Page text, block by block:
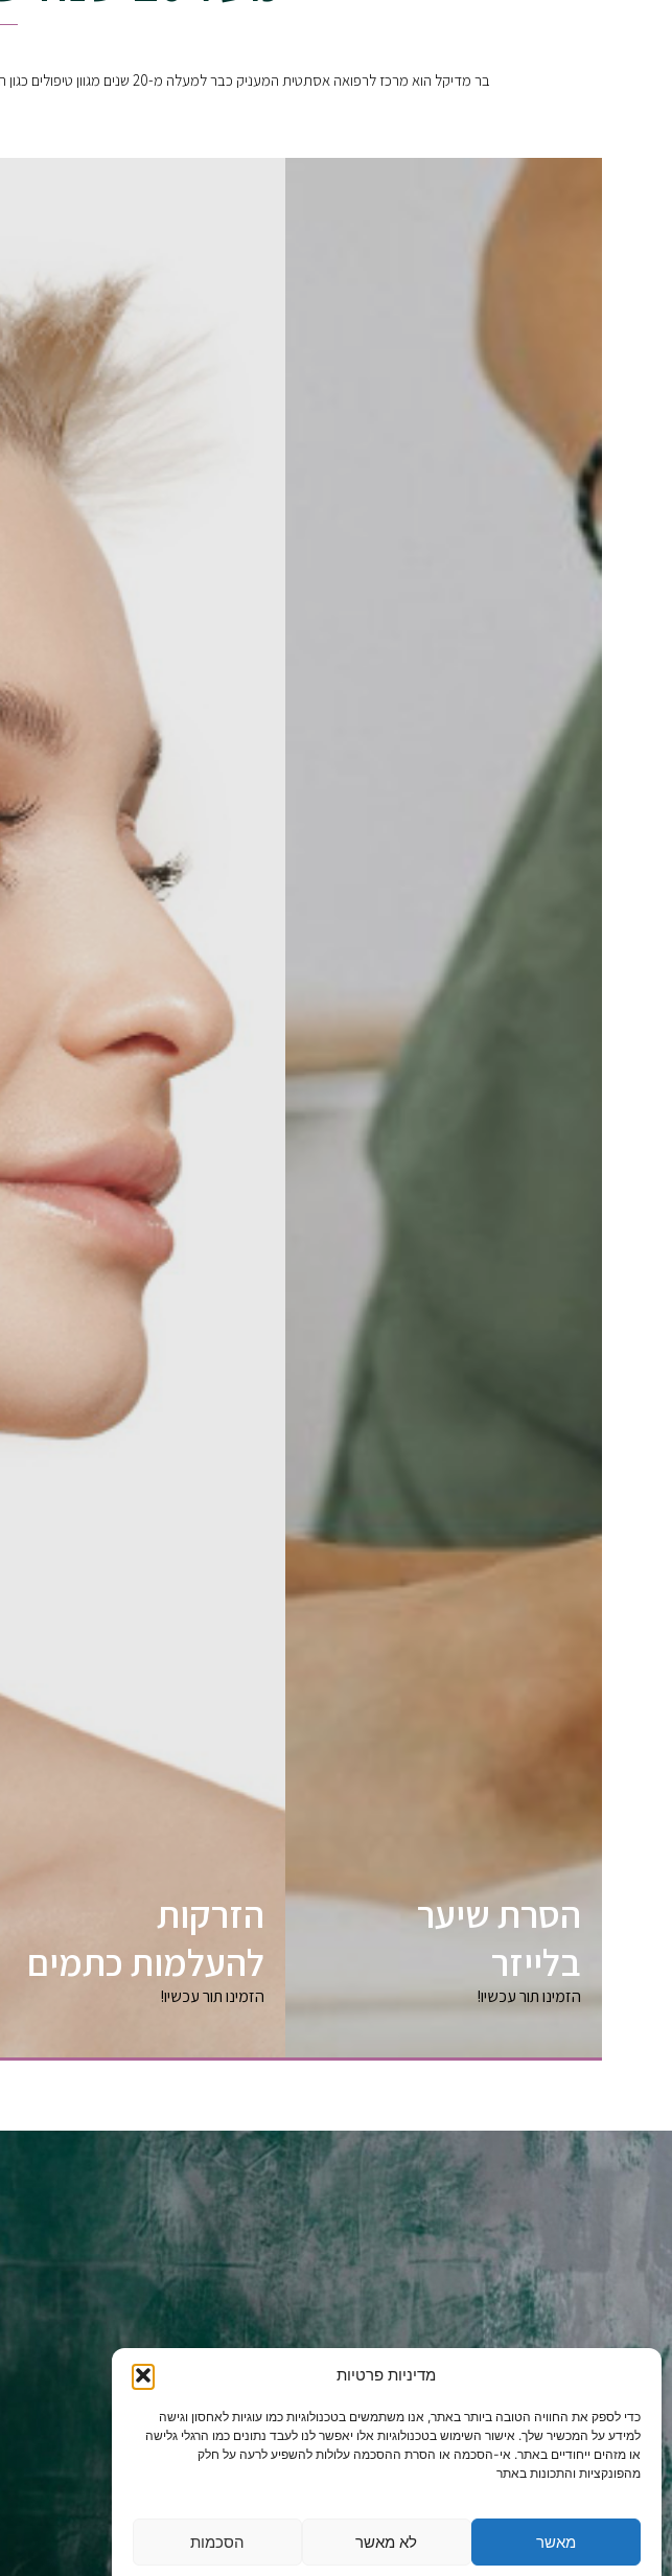
מדיניות פרטיות
כדי לספק את החוויה הטובה ביותר באתר, אנו משתמשים בטכנולוגיות כמו עוגיות לאחסון וגישה
למידע על המכשיר שלך. אישור השימוש בטכנולוגיות אלו יאפשר לנו לעבד נתונים כמו הרגלי גלישה
או מזהים ייחודיים באתר. אי-הסכמה או הסרת ההסכמה עלולות להשפיע לרעה על חלק
מהפונקציות והתכונות באתר
מאשר לא מאשר הסכמות
בר מדיקל הוא מרכז לרפואה אסתטית המעניק כבר למעלה מ-20 שנים מגוון טיפולים כגון הסרת שיער, טיפולי הרזייה וחיטוב, הזרקות להעלמת קמטים, מיטות שיזוף ועוד, לאלפי לקוחות מרוצים.
הסרת שיער
בלייזר
הזמינו תור עכשיו!
הזרקות
להעלמות כתמים
הזמינו תור עכשיו!